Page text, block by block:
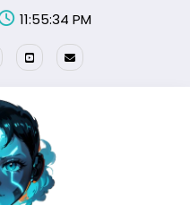
11:55:36 PM